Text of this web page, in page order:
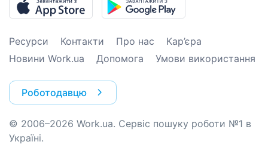
Ресурси Контакти Про нас
Кар’єра
Новини Work.ua
Допомога Умови використання
Роботодавцю
© 2006–2026 Work.ua. Сервіс пошуку роботи №1 в
Україні.